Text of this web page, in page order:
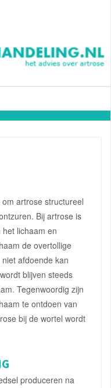
artrose structureel
Bij artrose is
het lichaam en
de overtollige
afdoende kan
blijven steeds
Tegenwoordig zijn
te ontdoen van
bij de wortel wordt
produceren na